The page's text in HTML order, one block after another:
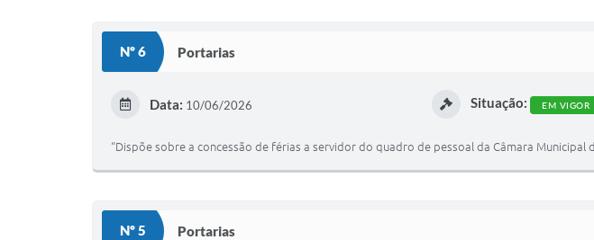
Nº 6 Portarias
Data: 10/06/2026 Situação: EM VIGOR
“Dispõe sobre a concessão de férias a servidor do quadro de pessoal da Câmara Municipal
Nº 5 Portarias